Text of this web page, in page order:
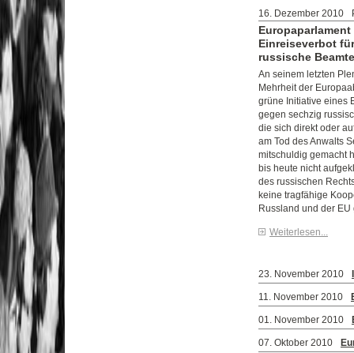
16. Dezember 2010
Einreiseverbot
russische Beamte
An seinem letzten
Mehrheit der
grüne Initiative eines
gegen sechzig
die sich direkt oder
am Tod des Anwalts
mitschuldig gemacht
bis heute nicht
des russischen
keine tragfähige
Russland und der EU
Weiterlesen...
23. November 2010
11. November 2010
01. November 2010
07. Oktober 2010